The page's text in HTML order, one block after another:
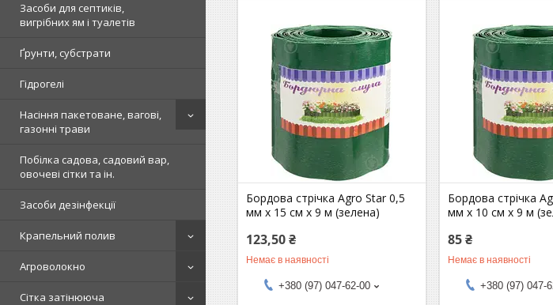
Засоби для септиків,
вигрібних ям і туалетів
Ґрунти, субстрати
Гідрогелі
Насіння пакетоване, вагові,
газонні трави
Побілка садова, садовий вар,
овочеві сітки та ін.
Засоби дезінфекції
Крапельний полив
Агроволокно
Сітка затінююча
Бордова стрічка Agro Star 0,5
мм х 15 см х 9 м (зелена)
123,50 ₴
Немає в наявності
+380 (97) 047-62-00
Бордова стрічка
мм х 10 см х 9 м
85 ₴
Немає в наявності
+380 (97) 047-